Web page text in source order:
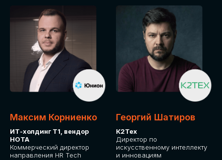
Максим Корниенко
ИТ-холдинг Т1, вендор
НОТА
Коммерческий директор
направления HR Tech
Георгий Шатиров
К2Тех
Директор по
искусственному интеллекту
и инновациям